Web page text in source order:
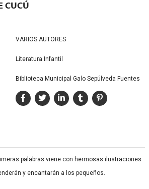
CUCÚ
VARIOS AUTORES
Literatura Infantil
Biblioteca Municipal Galo Sepúlveda Fuentes
palabras viene con hermosas ilustraciones
y encantarán a los pequeños.